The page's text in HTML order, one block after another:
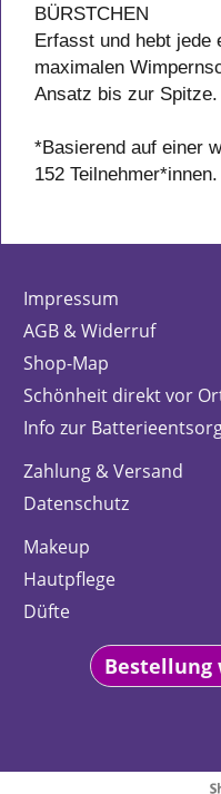
BÜRSTCHEN
Erfasst und hebt jede
maximalen
Ansatz bis zur Spitze.
*Basierend auf einer
152 Teilnehmer*innen.
Impressum
AGB & Widerruf
Shop-Map
Schönheit direkt vor
Info zur
Zahlung & Versand
Datenschutz
Makeup
Hautpflege
Düfte
Bestellung